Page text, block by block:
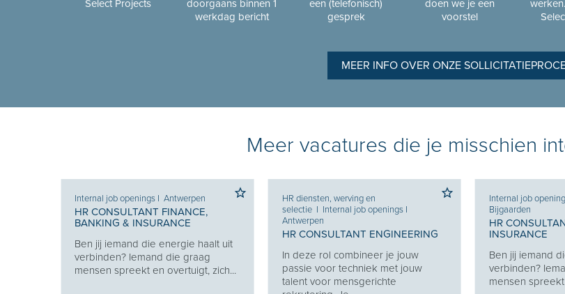
Select Projects
doorgaans binnen 1
werkdag bericht
een (telefonisch)
gesprek
doen we je een
voorstel
MEER INFO OVER ONZE
Meer vacatures die je misschien
Internal job openings I Antwerpen
HR CONSULTANT FINANCE,
BANKING & INSURANCE
Ben jij iemand die energie haalt uit
verbinden? Iemand die graag
mensen spreekt en overtuigt, zich...
HR diensten, werving en
selectie I Internal job openings I
Antwerpen
HR CONSULTANT ENGINEERING
In deze rol combineer je jouw
passie voor techniek met jouw
talent voor mensgerichte
Internal job
Bijgaarden
HR
INSURANCE
Ben jij iemand
verbinden?
mensen